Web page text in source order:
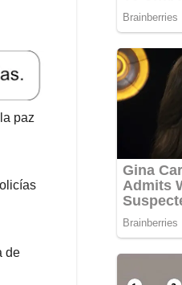
paz
de